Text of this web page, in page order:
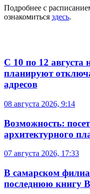
Подробнее с
ознакомиться здесь.
С 10 по 12 августа
планируют
адресов
08 августа 2026, 9:14
Возможность:
архитектурного
07 августа 2026, 17:33
В самарском
последнюю книгу